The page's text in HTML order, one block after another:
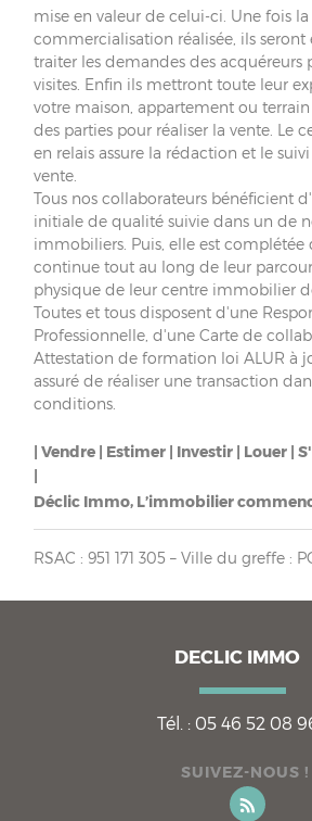
mise en valeur de celui-ci. Une fois
commercialisation réalisée, ils seront
traiter les demandes des acquéreurs
visites. Enfin ils mettront toute leur
votre maison, appartement ou
des parties pour réaliser la vente. Le
en relais assure la rédaction et le
vente.
Tous nos collaborateurs bénéficient
initiale de qualité suivie dans un de
immobiliers. Puis, elle est
continue tout au long de leur
physique de leur centre immobilier
Toutes et tous disposent d'une
Professionnelle, d'une Carte de
Attestation de formation loi ALUR à
assuré de réaliser une transaction
conditions.
| Vendre | Estimer | Investir | Louer |
|
Déclic Immo, L’immobilier
RSAC : 951 171 305 – Ville du greffe :
DECLIC IMMO
Tél. : 05 46 52 08
SUIVEZ-NOUS !